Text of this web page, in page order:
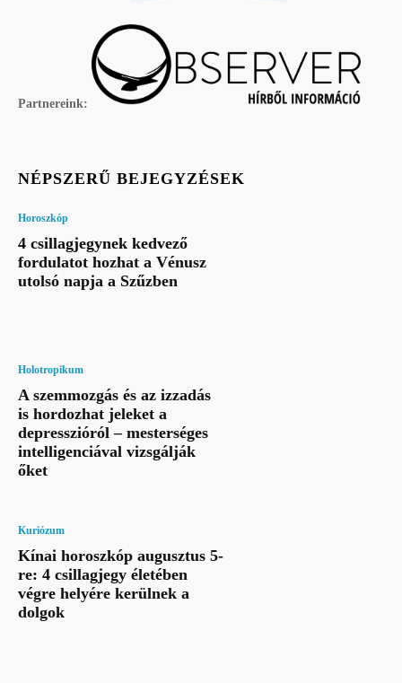
Partnereink:
NÉPSZERŰ BEJEGYZÉSEK
Horoszkóp
4 csillagjegynek kedvező
fordulatot hozhat a Vénusz
utolsó napja a Szűzben
Holotropikum
A szemmozgás és az izzadás
is hordozhat jeleket a
depresszióról – mesterséges
intelligenciával vizsgálják
őket
Kuriózum
Kínai horoszkóp augusztus 5-
re: 4 csillagjegy életében
végre helyére kerülnek a
dolgok